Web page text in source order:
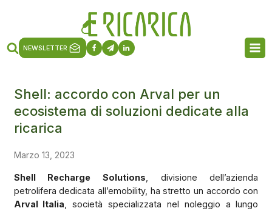
NEWSLETTER
Shell: accordo con Arval per un
ecosistema di soluzioni dedicate alla
ricarica
Marzo 13, 2023
Shell Recharge Solutions , divisione dell’azienda
petrolifera dedicata all’emobility, ha stretto un accordo con
Arval Italia , società specializzata nel noleggio a lungo